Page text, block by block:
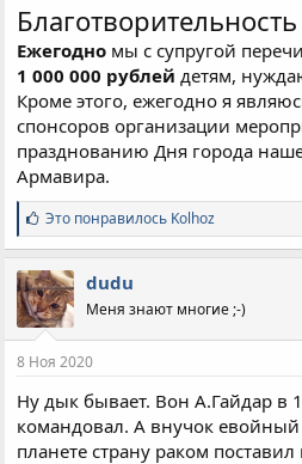
Благотворительность
Ежегодно мы с супругой
1 000 000 рублей детям,
Кроме этого, ежегодно я
спонсоров организации
празднованию Дня города
Армавира.
С
и
м
п
а
т
и
:
Это понравилось Kolhoz
dudu
Меня знают многие ;-)
8 Ноя 2020
Ну дык бывает. Вон А.Гайдар в
командовал. А внучок
планете страну раком поставил